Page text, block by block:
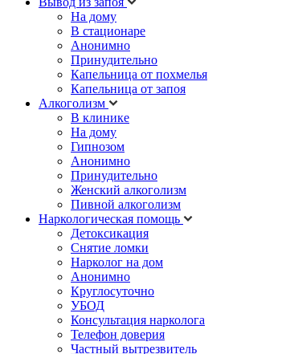
На дому
В стационаре
Анонимно
Принудительно
Капельница от похмелья
Капельница от запоя
Алкоголизм
В клинике
На дому
Гипнозом
Анонимно
Принудительно
Женский алкоголизм
Пивной алкоголизм
Наркологическая помощь
Детоксикация
Снятие ломки
Нарколог на дом
Анонимно
Круглосуточно
УБОД
Консультация нарколога
Телефон доверия
Частный вытрезвитель